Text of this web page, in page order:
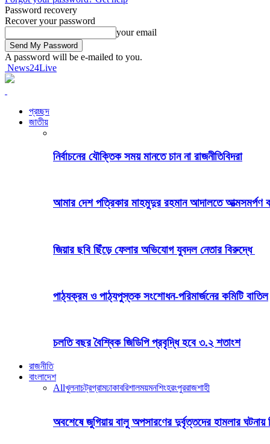
Password recovery
Recover your password
your email
A password will be e-mailed to you.
News24Live
প্রচ্ছদ
জাতীয়
নির্বাচনের যৌক্তিক সময় মানতে চান না রাজনীতিবিদরা
আমার দেশ পত্রিকার মাহমুদুর রহমান আদালতে আত্মসমর্পণ
জিয়ার ছবি ছিঁড়ে ফেলার অভিযোগ যুবদল নেতার বিরুদ্ধে
পাঠ্যক্রম ও পাঠ্যপুস্তক সংশোধন-পরিমার্জনের কমিটি বাতিল
চলতি বছর বৈশ্বিক জিডিপি প্রবৃদ্ধি হবে ৩.২ শতাংশ
রাজনীতি
বাংলাদেশ
Allখুলনাচট্রগ্রামঢাকাবরিশালময়মনশিংহরংপুররাজশাহী
অবশেষে জুগিয়ায় বালু অপসারণের দুর্বৃত্তদের হামলার ঘটনায়